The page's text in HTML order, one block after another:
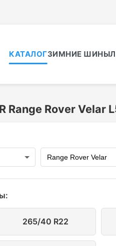
КАТАЛОГЗИМНИЕ ШИНЫ
Range Rover Velar
265/40 R22